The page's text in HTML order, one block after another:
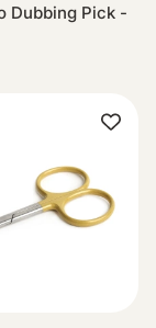
Dubbing Pick -